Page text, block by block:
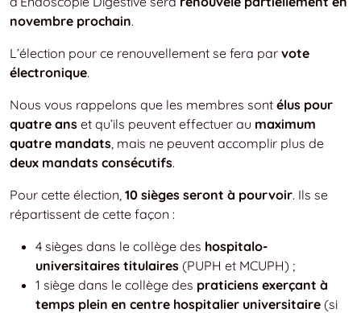
novembre prochain.
L’élection pour ce renouvellement se fera par vote
électronique.
Nous vous rappelons que les membres sont élus pour
quatre ans et qu’ils peuvent effectuer au maximum
quatre mandats , mais ne peuvent accomplir plus de
deux mandats consécutifs.
Pour cette élection, 10 sièges seront à pourvoir. Ils se
répartissent de cette façon :
4 sièges dans le collège des hospitalo-
universitaires titulaires (PUPH et MCUPH) ;
1 siège dans le collège des praticiens exerçant à
temps plein en centre hospitalier universitaire (si